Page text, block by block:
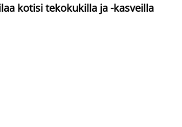
kotisi tekokukilla ja -kasveilla